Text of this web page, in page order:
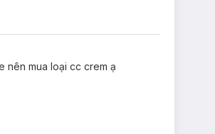
nên mua loại cc crem ạ